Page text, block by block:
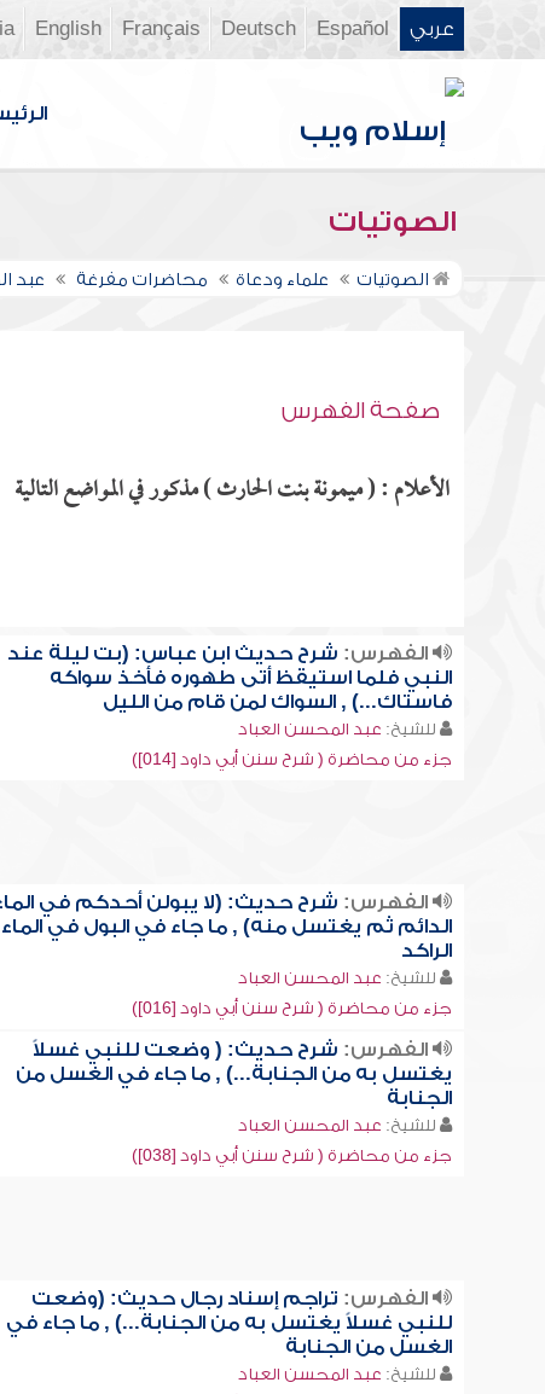
عربي Español
Deutsch
Français
English
الصوتيات
الصوتيات علماء ودعاة محاضرات مفرغة عبد
صفحة الفهرس
الأعلام : ( ميمونة بنت الحارث ) مذكور في المواضع التالية
الفهرس: شرح حديث ابن عباس: (بت ليلة عند
النبي فلما استيقظ أتى طهوره فأخذ سواكه
فاستاك...) , السواك لمن قام من الليل
للشيخ: عبد المحسن العباد
جزء من محاضرة ( شرح سنن أبي داود [014])
الفهرس: شرح حديث: (لا يبولن أحدكم في
الدائم ثم يغتسل منه) , ما جاء في البول في الماء
الراكد
للشيخ: عبد المحسن العباد
جزء من محاضرة ( شرح سنن أبي داود [016])
الفهرس: شرح حديث: ( وضعت للنبي غسلاً
يغتسل به من الجنابة...) , ما جاء في الغسل من
الجنابة
للشيخ: عبد المحسن العباد
جزء من محاضرة ( شرح سنن أبي داود [038])
الفهرس: تراجم إسناد رجال حديث: (وضعت
للنبي غسلاً يغتسل به من الجنابة...) , ما جاء في
الغسل من الجنابة
للشيخ: عبد المحسن العباد